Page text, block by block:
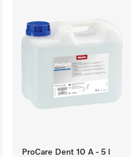
ProCare Dent 10 A - 5 l